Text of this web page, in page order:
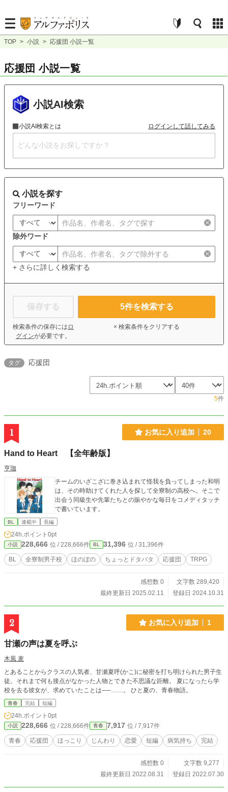
TOP > 小説 > 応援団 小説一覧
応援団 小説一覧
小説AI検索
小説AI検索とは ログインして話してみる
小説を探す
フリーワード
除外ワード
+ さらに詳しく検索する
保存する
検索条件の保存には ロ
グインが必要です。
5件を検索する
× 検索条件をクリアする
タグ 応援団
5件
1 お気に入り追加 20
Hand to Heart 【全年齢版】
亨珈
チームのいざこざに巻き込まれて怪我を負ってしまった和明
は、その時助けてくれた人を探して全寮制の高校へ。そこで
出会う同級生や先輩たちとの賑やかな毎日をコメディタッチ
で書いています。
BL 連載中 長編
24h.ポイント 0pt
小説 228,666 位 / 228,666件 BL 31,396 位 / 31,396件
BL 全寮制男子校 ほのぼの ちょっとドタバタ 応援団 TRPG
感想数 0
文字数 289,420
最終更新日 2025.02.11
登録日 2024.10.31
2 お気に入り追加 1
甘瀬の声は夏を呼ぶ
木風 麦
とあることからクラスの人気者、甘瀬夏呼(かこ)に秘密を打ち明けられた男子生
徒。それまで何も接点がなかった人物とできた不思議な距離。 夏になったら学
校を去る彼女が、求めていたことは──……。 ひと夏の、青春物語。
青春 完結 短編
24h.ポイント 0pt
小説 228,666 位 / 228,666件 青春 7,917 位 / 7,917件
青春 応援団 ほっこり じんわり 恋愛 短編 病気持ち 完結
感想数 0
文字数 9,277
最終更新日 2022.08.31
登録日 2022.07.30